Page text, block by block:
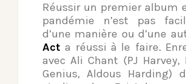
Réussir un premier album
pandémie n’est pas
d’une manière ou d’une
Act a réussi à le faire.
avec Ali Chant (PJ Harvey,
Genius, Aldous Harding)